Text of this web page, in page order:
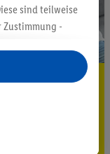
sind teilweise
-
TCF
werden